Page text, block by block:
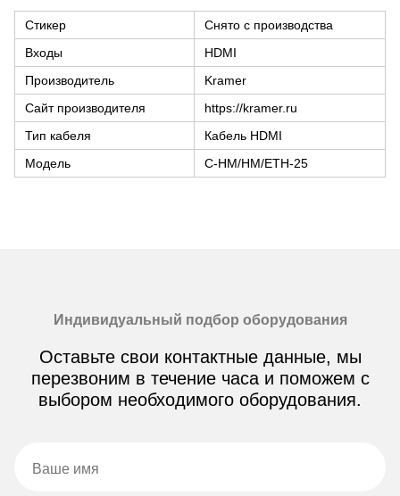
Стикер
Снято с производства
Входы
HDMI
Производитель
Kramer
Сайт производителя
https://kramer.ru
Тип кабеля
Кабель HDMI
Модель
C-HM/HM/ETH-25
Индивидуальный подбор оборудования
Оставьте свои контактные данные, мы
перезвоним в течение часа и поможем с
выбором необходимого оборудования.